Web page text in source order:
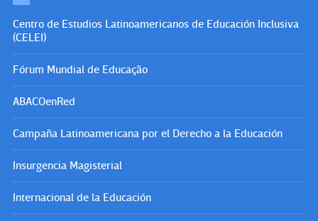
Centro de Estudios Latinoamericanos de Educación Inclusiva
(CELEI)
Fórum Mundial de Educação
ABACOenRed
Campaña Latinoamericana por el Derecho a la Educación
Insurgencia Magisterial
Internacional de la Educación